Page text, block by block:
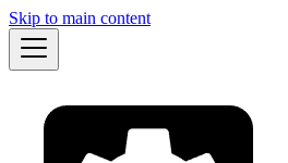
Skip to main content